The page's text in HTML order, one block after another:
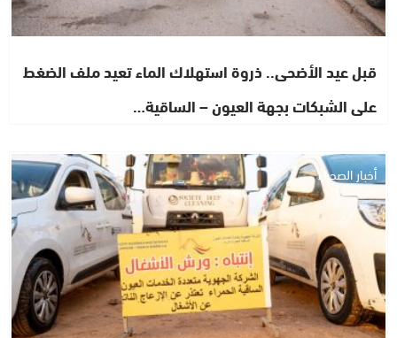
قبل عيد الأضحى.. ذروة استهلاك الماء تعيد ملف الضغط
على الشبكات بجهة العيون – الساقية…
أخبار الصحراء